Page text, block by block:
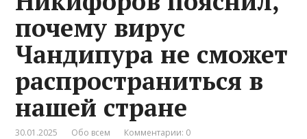
почему вирус
Чандипура не сможет
распространиться в
нашей стране
30.01.2025 Обо всем Комментарии: 0